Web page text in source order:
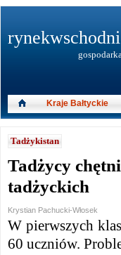
Tadżykistan
Tadżycy
tadżyckich
Krystian Pachucki-Włosek
W pierwszych
60 uczniów.
Kraje Bałtyckie